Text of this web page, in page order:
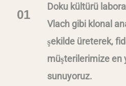
01
Doku kültürü
Vlach gibi klonal
şekilde üreterek,
müşterilerimize en
sunuyoruz.